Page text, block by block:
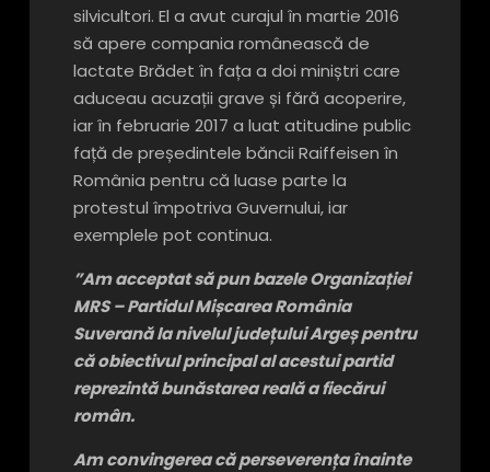
silvicultori. El a avut curajul în martie 2016
să apere compania românească de
lactate Brădet în fața a doi miniștri care
aduceau acuzații grave și fără acoperire,
iar în februarie 2017 a luat atitudine public
față de președintele băncii Raiffeisen în
România pentru că luase parte la
protestul împotriva Guvernului, iar
exemplele pot continua.
”Am acceptat să pun bazele Organizației
MRS – Partidul Mișcarea România
Suverană la nivelul județului Argeș pentru
că obiectivul principal al acestui partid
reprezintă bunăstarea reală a fiecărui
român.
Am convingerea că perseverența înainte